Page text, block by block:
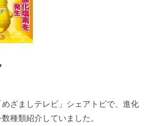
ざましテレビ」シェアトピで、進化
種類紹介していました。